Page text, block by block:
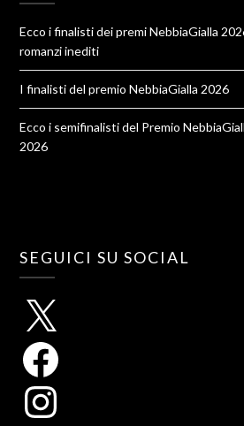
Ecco i finalisti dei premi NebbiaGialla
romanzi inediti
I finalisti del premio NebbiaGialla 2026
Ecco i semifinalisti del Premio
2026
SEGUICI SU SOCIAL